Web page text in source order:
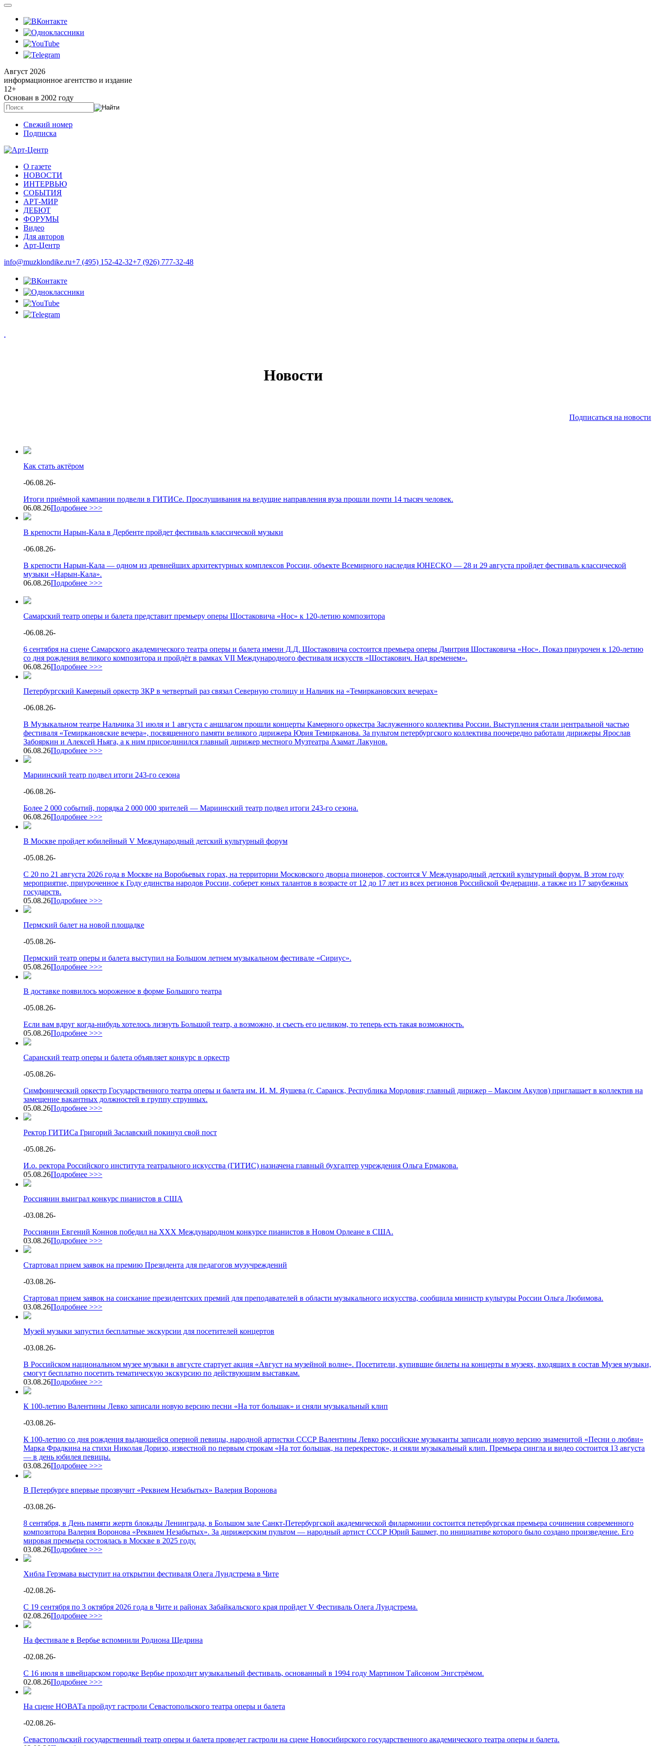
Август 2026
информационное агентство и издание
12+
Основан в 2002 году
Свежий номер
Подписка
О газете
НОВОСТИ
ИНТЕРВЬЮ
СОБЫТИЯ
АРТ-МИР
ДЕБЮТ
ФОРУМЫ
Видео
Для авторов
Арт-Центр
info@muzklondike.ru+7 (495) 152-42-32+7 (926) 777-32-48
Новости
Подписаться на новости
Как стать актёром
-06.08.26-
Итоги приёмной кампании подвели в ГИТИСе. Прослушивания на ведущие направления вуза прошли почти 14 тысяч человек.
06.08.26Подробнее >>>
В крепости Нарын-Кала в Дербенте пройдет фестиваль классической музыки
-06.08.26-
В крепости Нарын-Кала — одном из древнейших архитектурных комплексов России, объекте Всемирного наследия ЮНЕСКО — 28 и 29 августа пройдет фестиваль классической
музыки «Нарын-Кала».
06.08.26Подробнее >>>
Самарский театр оперы и балета представит премьеру оперы Шостаковича «Нос» к 120-летию композитора
-06.08.26-
6 сентября на сцене Самарского академического театра оперы и балета имени Д.Д. Шостаковича состоится премьера оперы Дмитрия Шостаковича «Нос». Показ приурочен к 120-летию
со дня рождения великого композитора и пройдёт в рамках VII Международного фестиваля искусств «Шостакович. Над временем».
06.08.26Подробнее >>>
Петербургский Камерный оркестр ЗКР в четвертый раз связал Северную столицу и Нальчик на «Темиркановских вечерах»
-06.08.26-
В Музыкальном театре Нальчика 31 июля и 1 августа с аншлагом прошли концерты Камерного оркестра Заслуженного коллектива России. Выступления стали центральной частью
фестиваля «Темиркановские вечера», посвященного памяти великого дирижера Юрия Темирканова. За пультом петербургского коллектива поочередно работали дирижеры Ярослав
Забояркин и Алексей Ньяга, а к ним присоединился главный дирижер местного Музтеатра Азамат Лакунов.
06.08.26Подробнее >>>
Мариинский театр подвел итоги 243-го сезона
-06.08.26-
Более 2 000 событий, порядка 2 000 000 зрителей — Мариинский театр подвел итоги 243-го сезона.
06.08.26Подробнее >>>
В Москве пройдет юбилейный V Международный детский культурный форум
-05.08.26-
С 20 по 21 августа 2026 года в Москве на Воробьевых горах, на территории Московского дворца пионеров, состоится V Международный детский культурный форум. В этом году
мероприятие, приуроченное к Году единства народов России, соберет юных талантов в возрасте от 12 до 17 лет из всех регионов Российской Федерации, а также из 17 зарубежных
государств.
05.08.26Подробнее >>>
Пермский балет на новой площадке
-05.08.26-
Пермский театр оперы и балета выступил на Большом летнем музыкальном фестивале «Сириус».
05.08.26Подробнее >>>
В доставке появилось мороженое в форме Большого театра
-05.08.26-
Если вам вдруг когда-нибудь хотелось лизнуть Большой театр, а возможно, и съесть его целиком, то теперь есть такая возможность.
05.08.26Подробнее >>>
Саранский театр оперы и балета объявляет конкурс в оркестр
-05.08.26-
Симфонический оркестр Государственного театра оперы и балета им. И. М. Яушева (г. Саранск, Республика Мордовия; главный дирижер – Максим Акулов) приглашает в коллектив на
замещение вакантных должностей в группу струнных.
05.08.26Подробнее >>>
Ректор ГИТИСа Григорий Заславский покинул свой пост
-05.08.26-
И.о. ректора Российского института театрального искусства (ГИТИС) назначена главный бухгалтер учреждения Ольга Ермакова.
05.08.26Подробнее >>>
Россиянин выиграл конкурс пианистов в США
-03.08.26-
Россиянин Евгений Коннов победил на XXX Международном конкурсе пианистов в Новом Орлеане в США.
03.08.26Подробнее >>>
Стартовал прием заявок на премию Президента для педагогов музучреждений
-03.08.26-
Стартовал прием заявок на соискание президентских премий для преподавателей в области музыкального искусства, сообщила министр культуры России Ольга Любимова.
03.08.26Подробнее >>>
Музей музыки запустил бесплатные экскурсии для посетителей концертов
-03.08.26-
В Российском национальном музее музыки в августе стартует акция «Август на музейной волне». Посетители, купившие билеты на концерты в музеях, входящих в состав Музея музыки,
смогут бесплатно посетить тематическую экскурсию по действующим выставкам.
03.08.26Подробнее >>>
К 100-летию Валентины Левко записали новую версию песни «На тот большак» и сняли музыкальный клип
-03.08.26-
К 100-летию со дня рождения выдающейся оперной певицы, народной артистки СССР Валентины Левко российские музыканты записали новую версию знаменитой «Песни о любви»
Марка Фрадкина на стихи Николая Доризо, известной по первым строкам «На тот большак, на перекресток», и сняли музыкальный клип. Премьера сингла и видео состоится 13 августа
— в день юбилея певицы.
03.08.26Подробнее >>>
В Петербурге впервые прозвучит «Реквием Незабытых» Валерия Воронова
-03.08.26-
8 сентября, в День памяти жертв блокады Ленинграда, в Большом зале Санкт-Петербургской академической филармонии состоится петербургская премьера сочинения современного
композитора Валерия Воронова «Реквием Незабытых». За дирижерским пультом — народный артист СССР Юрий Башмет, по инициативе которого было создано произведение. Его
мировая премьера состоялась в Москве в 2025 году.
03.08.26Подробнее >>>
Хибла Герзмава выступит на открытии фестиваля Олега Лундстрема в Чите
-02.08.26-
С 19 сентября по 3 октября 2026 года в Чите и районах Забайкальского края пройдет V Фестиваль Олега Лундстрема.
02.08.26Подробнее >>>
На фестивале в Вербье вспомнили Родиона Щедрина
-02.08.26-
С 16 июля в швейцарском городке Вербье проходит музыкальный фестиваль, основанный в 1994 году Мартином Тайсоном Энгстрёмом.
02.08.26Подробнее >>>
На сцене НОВАТа пройдут гастроли Севастопольского театра оперы и балета
-02.08.26-
Севастопольский государственный театр оперы и балета проведет гастроли на сцене Новосибирского государственного академического театра оперы и балета.